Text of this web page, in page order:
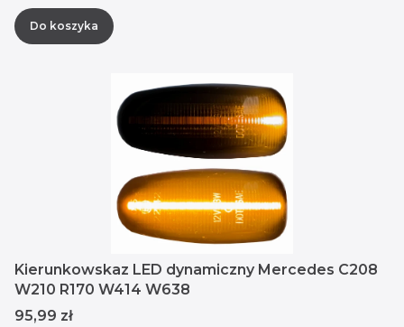
Do koszyka
Kierunkowskaz LED dynamiczny Mercedes C208
W210 R170 W414 W638
Cena
95,99 zł